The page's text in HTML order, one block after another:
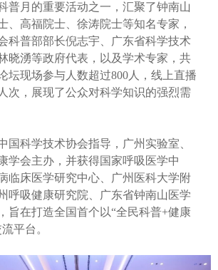
普月的重要活动之一，汇聚了钟南山
、高福院士、徐涛院士等知名专家，
科普部部长倪志宇、广东省科学技术
晓湧等政府代表，以及学术专家，共
坛现场参与人数超过800人，线上直播
次，展现了公众对科学知识的强烈需
国科学技术协会指导，广州实验室、
学会主办，并获得国家呼吸医学中
临床医学研究中心、广州医科大学附
呼吸健康研究院、广东省钟南山医学
旨在打造全国首个以“全民科普+健康
平台。